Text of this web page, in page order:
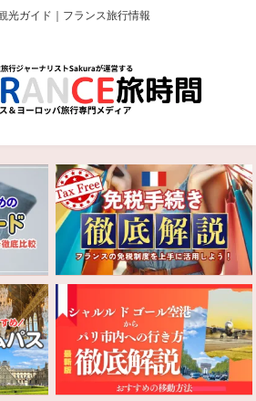
光ガイド｜フランス旅行情報